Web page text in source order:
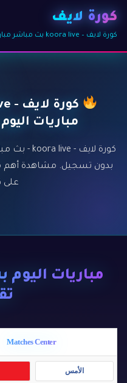
كورة لايف
كورة لايف – koora live بث مباشر مباريات اليوم
مباريات
بدون تسجيل. مشاهدة أهم
على
Matches Center
الأمس